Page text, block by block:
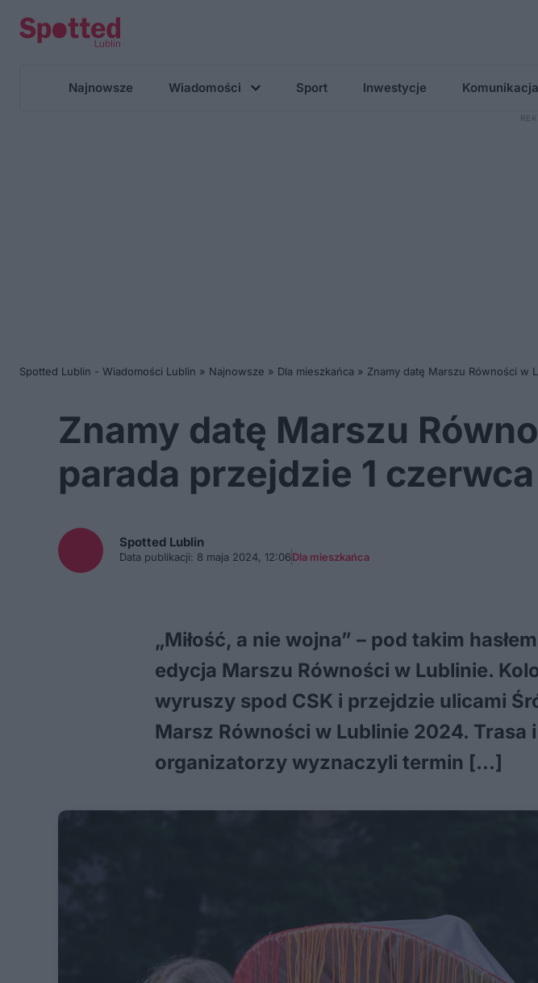
Najnowsze Wiadomości Sport Inwestycje Komunikacja
Spotted Lublin - Wiadomości Lublin » Najnowsze » Dla mieszkańca » Znamy datę Marszu Równości w
Znamy datę Marszu
parada przejdzie 1
Spotted Lublin
Data publikacji: 8 maja 2024, 12:06Dla mieszkańca
„Miłość, a nie wojna” – pod takim
edycja Marszu Równości w Lublinie.
wyruszy spod CSK i przejdzie ulicami
Marsz Równości w Lublinie 2024.
organizatorzy wyznaczyli termin […]